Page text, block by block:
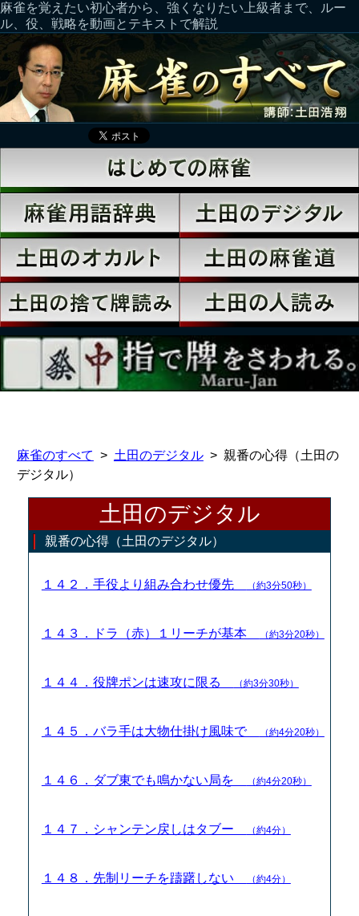
麻雀を覚えたい初心者から、強くなりたい上級者まで、ルー
ル、役、戦略を動画とテキストで解説
麻雀のすべて 土田のデジタル
親番の心得（土田の
デジタル）
土田のデジタル
親番の心得（土田のデジタル）
１４２．手役より組み合わせ優先 （約3分50秒）
１４３．ドラ（赤）１リーチが基本 （約3分20秒）
１４４．役牌ポンは速攻に限る （約3分30秒）
１４５．バラ手は大物仕掛け風味で （約4分20秒）
１４６．ダブ東でも鳴かない局を （約4分20秒）
１４７．シャンテン戻しはタブー （約4分）
１４８．先制リーチを躊躇しない （約4分）